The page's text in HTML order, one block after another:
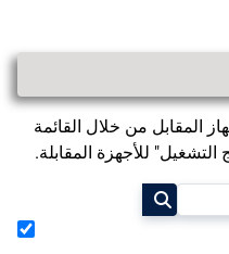
المقابل من خلال القائمة
التشغيل" للأجهزة المقابلة.